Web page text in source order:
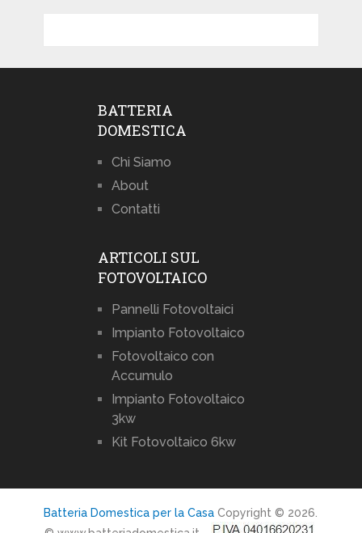
BATTERIA
DOMESTICA
Chi Siamo
About
Contatti
ARTICOLI SUL
FOTOVOLTAICO
Pannelli Fotovoltaici
Impianto Fotovoltaico
Fotovoltaico con
Accumulo
Impianto Fotovoltaico
3kw
Kit Fotovoltaico 6kw
Batteria Domestica per la Casa Copyright © 2026.